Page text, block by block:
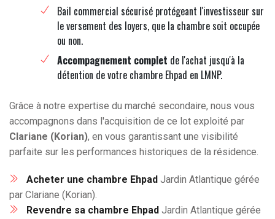
Bail commercial sécurisé protégeant l'investisseur sur
le versement des loyers, que la chambre soit occupée
ou non.
Accompagnement complet de l'achat jusqu'à la
détention de votre chambre Ehpad en LMNP.
Grâce à notre expertise du marché secondaire, nous vous
accompagnons dans l'acquisition de ce lot exploité par
Clariane (Korian), en vous garantissant une visibilité
parfaite sur les performances historiques de la résidence.
Acheter une chambre Ehpad Jardin Atlantique gérée
par Clariane (Korian).
Revendre sa chambre Ehpad Jardin Atlantique gérée